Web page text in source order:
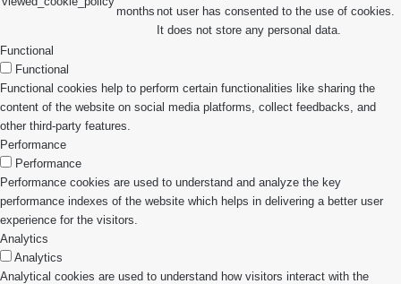
months not user has consented to the use of cookies.
It does not store any personal data.
Functional
Functional
Functional cookies help to perform certain functionalities like sharing the
content of the website on social media platforms, collect feedbacks, and
other third-party features.
Performance
Performance
Performance cookies are used to understand and analyze the key
performance indexes of the website which helps in delivering a better user
experience for the visitors.
Analytics
Analytics
Analytical cookies are used to understand how visitors interact with the